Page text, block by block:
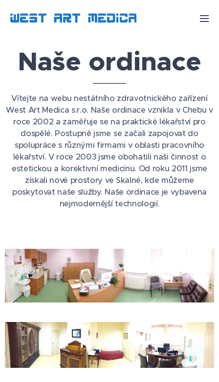
Naše ordinace
Vítejte na webu nestátního zdravotnického zařízení
West Art Medica s.r.o. Naše ordinace vznikla v Chebu v
roce 2002 a zaměřuje se na praktické lékařství pro
dospělé. Postupně jsme se začali zapojovat do
spolupráce s různými firmami v oblasti pracovního
lékařství. V roce 2003 jsme obohatili naši činnost o
estetickou a korektivní medicínu. Od roku 2011 jsme
získali nové prostory ve Skalné, kde můžeme
poskytovat naše služby. Naše ordinace je vybavena
nejmodernější technologií.